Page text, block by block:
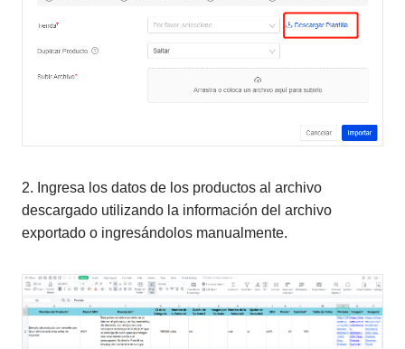
2. Ingresa los datos de los productos al archivo
descargado utilizando la información del archivo
exportado o ingresándolos manualmente.